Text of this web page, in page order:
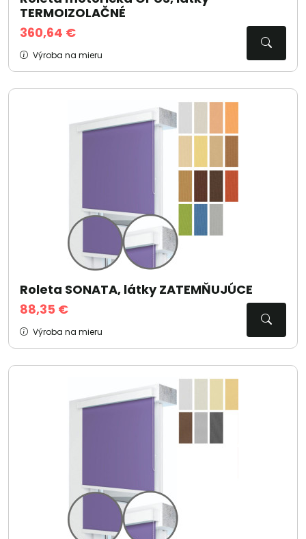
TERMOIZOLAČNÉ
360,64 €
Výroba na mieru
Roleta SONATA, látky ZATEMŇUJÚCE
88,35 €
Výroba na mieru